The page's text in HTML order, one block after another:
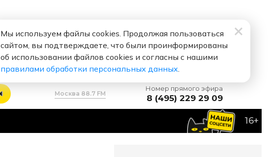
Москва 88.7 FM
Номер прямого эфира
8 (495) 229 29 09
16+
Мы используем файлы cookies. Продолжая пользоваться
сайтом, вы подтверждаете, что были проинформированы
об использовании файлов cookies и согласны с нашими
правилами обработки персональных данных.